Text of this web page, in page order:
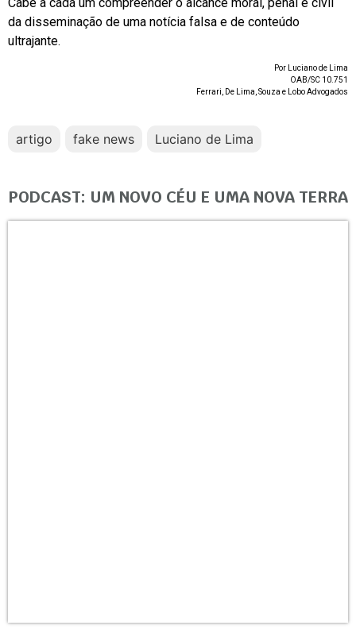
da disseminação de uma notícia falsa e de conteúdo
ultrajante.
Por Luciano de Lima
OAB/SC 10.751
Ferrari, De Lima, Souza e Lobo Advogados
artigo fake news Luciano de Lima
PODCAST: UM NOVO CÉU E UMA NOVA TERRA